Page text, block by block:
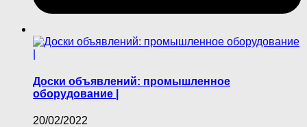
Доски объявлений: промышленное
оборудование |
20/02/2022